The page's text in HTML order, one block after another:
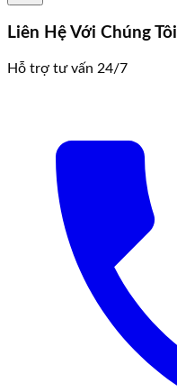
Liên Hệ Với Chúng Tôi
Hỗ trợ tư vấn 24/7